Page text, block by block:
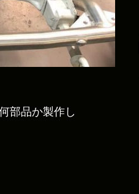
部品か製作し